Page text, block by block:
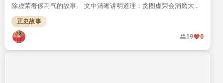
除虚荣奢侈习气的故事。 文中清晰讲明道理：贪图虚荣会消磨大
志，难成一番事业。
正史故事
19 0